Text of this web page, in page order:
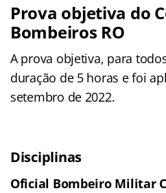
Prova objetiva do
Bombeiros RO
A prova objetiva, para
duração de 5 horas e foi
setembro de 2022.
Disciplinas
Oficial Bombeiro Militar